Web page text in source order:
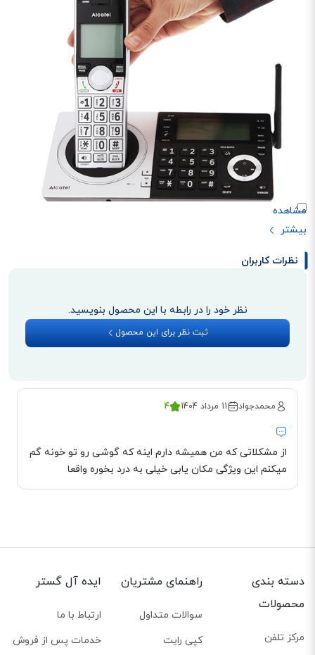
قابلیت منشی تلفنی 22 دقیقه ای
تماس‌گیرندگان را ذخیره کنند. منشی دار بودن تلفن به شما این امکان را می‌دهد
پیام‌ها را مدیریت کنید: شما می‌توانید پیام‌های ضبط شده را گوش دهید، ذخیره
دهد که چه کسی تماس گرفته و چه پیامی گذاشته است.
این ویژگی برای کسانی که ممکن است به دلیل مشغله کاری یا شرایط دیگر نتوانند
مناسب به پیام‌ها پاسخ دهند و ارتباطات خود را بهتر مدیریت کنند.
شما امکان می‌دهد که در محیط‌های کم نور یا تاریک، به راحتی کلیدهای صفحه
کلید را ببینید و از آن‌ها استفاده کنید. نور پس‌زمینه صفحه کلید مخصوصاً در
شرایطی که نور اتاق کافی نیست یا شب هنگام است، مفید واقع می‌شود.
نظرات کاربران
نظر خود را در رابطه با این محصول بنویسید.
ثبت نظر برای این محصول
محمدجواد 11 مرداد 1404 4
از مشکلاتی که من همیشه دارم اینه که گوشی رو تو خونه گم
میکنم این ویژگی مکان یابی خیلی به درد بخوره واقعا
دسته بندی
محصولات
مرکز تلفن
راهنمای مشتریان
سوالات متداول
کپی رایت
ایده آل گستر
ارتباط با ما
خدمات پس از فروش